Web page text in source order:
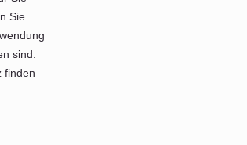
Sie
sind.
finden